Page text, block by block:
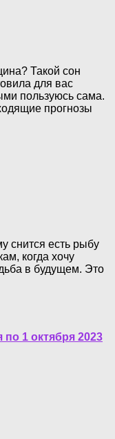
Такой сон
для вас
пользуюсь сама.
прогнозы
снится есть рыбу
когда хочу
в будущем. Это
по 1 октября 2023